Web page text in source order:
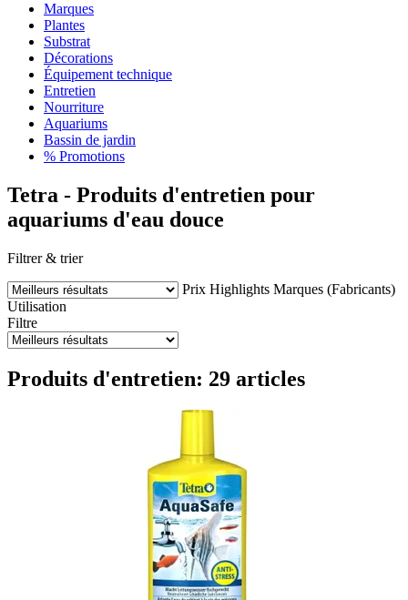
Marques
Plantes
Substrat
Décorations
Équipement technique
Entretien
Nourriture
Aquariums
Bassin de jardin
% Promotions
Tetra - Produits d'entretien pour
aquariums d'eau douce
Filtrer & trier
Prix Highlights Marques (Fabricants)
Utilisation
Filtre
Produits d'entretien: 29 articles